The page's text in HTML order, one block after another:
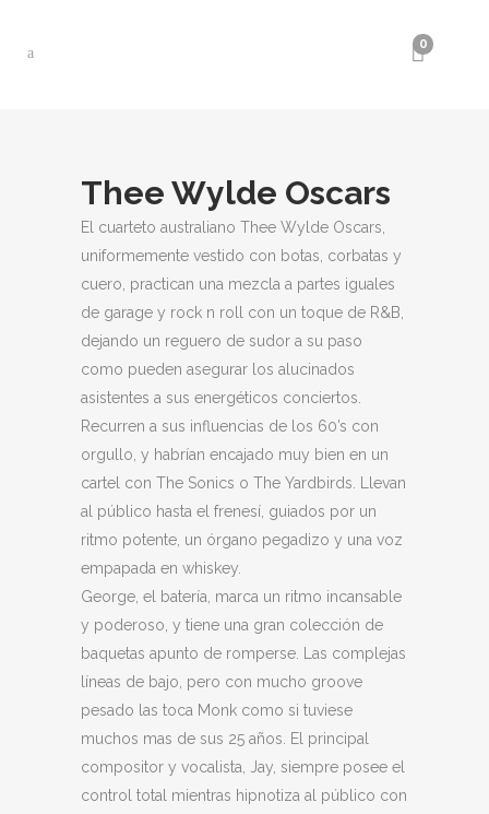
0
Thee Wylde Oscars
El cuarteto australiano Thee Wylde Oscars,
uniformemente vestido con botas, corbatas y
cuero, practican una mezcla a partes iguales
de garage y rock n roll con un toque de R&B,
dejando un reguero de sudor a su paso
como pueden asegurar los alucinados
asistentes a sus energéticos conciertos.
Recurren a sus influencias de los 60’s con
orgullo, y habrían encajado muy bien en un
cartel con The Sonics o The Yardbirds. Llevan
al público hasta el frenesí, guiados por un
ritmo potente, un órgano pegadizo y una voz
empapada en whiskey.
George, el batería, marca un ritmo incansable
y poderoso, y tiene una gran colección de
baquetas apunto de romperse. Las complejas
líneas de bajo, pero con mucho groove
pesado las toca Monk como si tuviese
muchos mas de sus 25 años. El principal
compositor y vocalista, Jay, siempre posee el
control total mientras hipnotiza al público con